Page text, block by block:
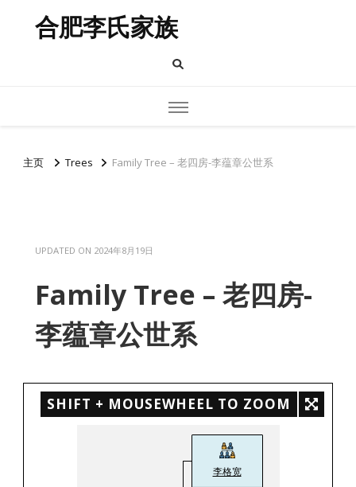
合肥李氏家族
主页 Trees Family Tree – 老四房-李蕴章公世系
UPDATED ON 2024年8月19日
Family Tree – 老四房-
李蕴章公世系
SHIFT + MOUSEWHEEL TO ZOOM
李格宽